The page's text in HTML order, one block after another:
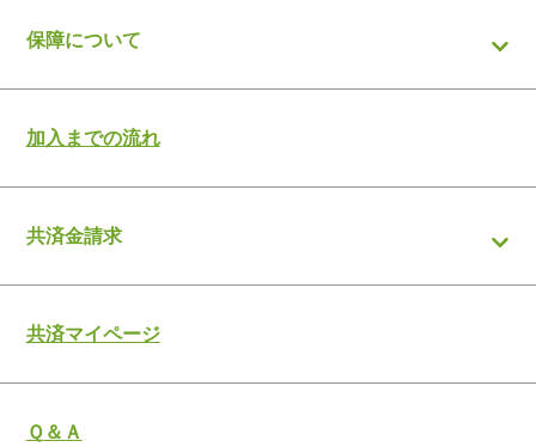
保障について
加入までの流れ
共済金請求
共済マイページ
Ｑ＆Ａ